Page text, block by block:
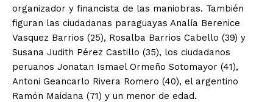
organizador y financista de las maniobras. También
figuran las ciudadanas paraguayas Analía Berenice
Vasquez Barrios (25), Rosalba Barrios Cabello (39) y
Susana Judith Pérez Castillo (35), los ciudadanos
peruanos Jonatan Ismael Ormeño Sotomayor (41),
Antoni Geancarlo Rivera Romero (40), el argentino
Ramón Maidana (71) y un menor de edad.